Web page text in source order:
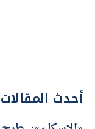
أحدث المقالات